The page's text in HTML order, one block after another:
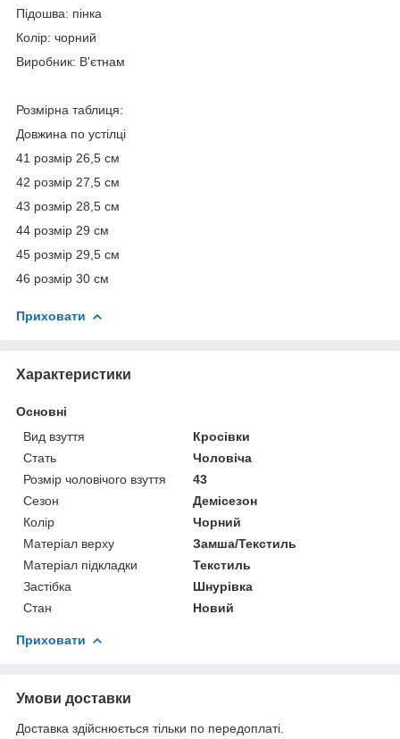
Підошва: пінка
Колір: чорний
Виробник: В'єтнам
Розмірна таблиця:
Довжина по устілці
41 розмір 26,5 см
42 розмір 27,5 см
43 розмір 28,5 см
44 розмір 29 см
45 розмір 29,5 см
46 розмір 30 см
Приховати
Характеристики
Основні
Вид взуття
Кросівки
Стать
Чоловіча
Розмір чоловічого взуття
43
Сезон
Демісезон
Колір
Чорний
Матеріал верху
Замша/Текстиль
Матеріал підкладки
Текстиль
Застібка
Шнурівка
Стан
Новий
Приховати
Умови доставки
Доставка здійснюється тільки по передоплаті.